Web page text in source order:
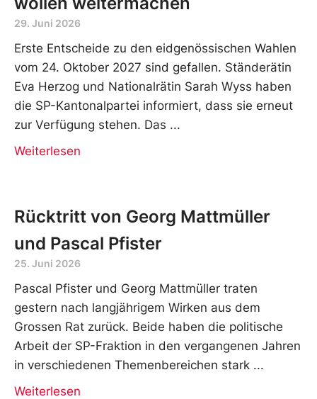
29. Juni 2026
Erste Entscheide zu den eidgenössischen Wahlen
vom 24. Oktober 2027 sind gefallen. Ständerätin
Eva Herzog und Nationalrätin Sarah Wyss haben
die SP-Kantonalpartei informiert, dass sie erneut
zur Verfügung stehen. Das
Weiterlesen
Rücktritt von Georg Mattmüller
und Pascal Pfister
25. Juni 2026
Pascal Pfister und Georg Mattmüller traten
gestern nach langjährigem Wirken aus dem
Grossen Rat zurück. Beide haben die politische
Arbeit der SP-Fraktion in den vergangenen Jahren
in verschiedenen Themenbereichen stark
Weiterlesen